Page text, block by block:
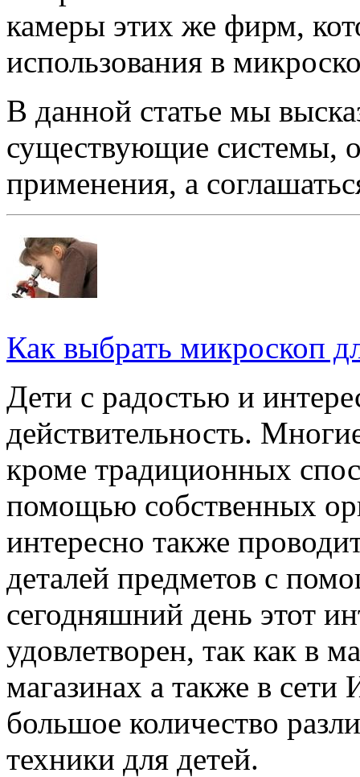
камеры этих же фирм,
использования в
В данной статье мы
существующие системы,
применения, а
Как выбрать микроскоп
Дети с радостью и
действительность.
кроме традиционных
помощью собственных
интересно также
деталей предметов с
сегодняшний день этот
удовлетворен, так как в
магазинах а также в сети
большое количество
техники для детей.